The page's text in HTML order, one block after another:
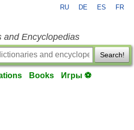
RU DE ES FR
and Encyclopedias
Search!
Books Игры ⚽